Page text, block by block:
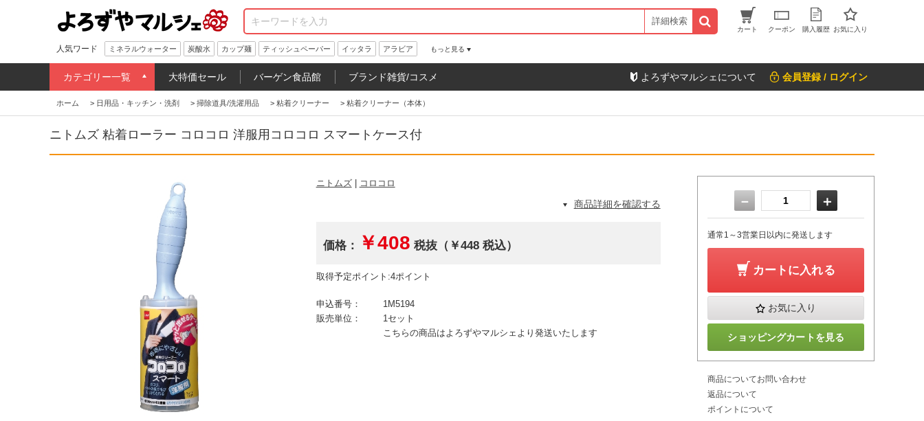
詳細検索
カート クーポン 購入履歴 お気に入り
人気ワード ミネラルウォーター 炭酸水 カップ麺 ティッシュペーパー イッタラ アラビア もっと見る
カテゴリー一覧 大特価セール バーゲン食品館 ブランド雑貨/コスメ よろずやマルシェについて 会員登録 / ログイン
ホーム > 日用品・キッチン・洗剤 > 掃除道具/洗濯用品 > 粘着クリーナー > 粘着クリーナー（本体）
ニトムズ 粘着ローラー コロコロ 洋服用コロコロ スマートケース付
ニトムズ| コロコロ
商品詳細を確認する
価格： ￥408 税抜（￥448 税込）
取得予定ポイント:4ポイント
申込番号：
1M5194
販売単位：
1セット
こちらの商品はよろずやマルシェより発送いたします
－ ＋
通常1～3営業日以内に発送します
カートに入れる
お気に入り
ショッピングカートを見る
商品についてお問い合わせ
返品について
ポイントについて